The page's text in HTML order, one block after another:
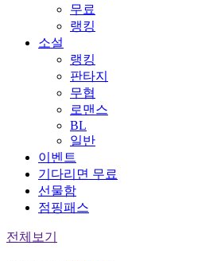
무료
랭킹
소설
랭킹
판타지
무협
로맨스
BL
일반
이벤트
기다리면 무료
선물함
점핑패스
전체보기